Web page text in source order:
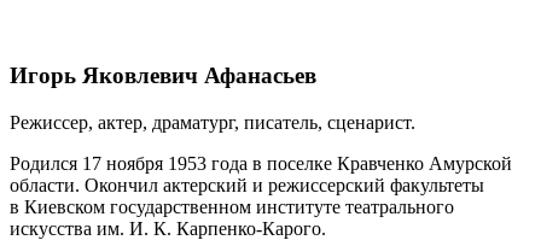
Игорь Яковлевич Афанасьев
Режиссер, актер, драматург, писатель, сценарист.
Родился 17 ноября 1953 года в поселке Кравченко Амурской
области. Окончил актерский и режиссерский факультеты
в Киевском государственном институте театрального
искусства им. И. К. Карпенко-Карого.